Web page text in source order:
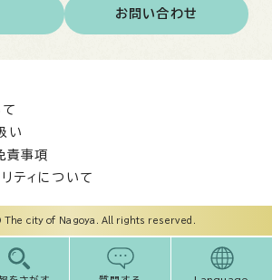
お問い合わせ
い
責事項
ティについて
city of Nagoya. All rights reserved.